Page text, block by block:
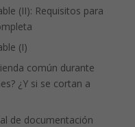
(II): Requisitos para
(I)
común durante
¿Y si se cortan a
de documentación